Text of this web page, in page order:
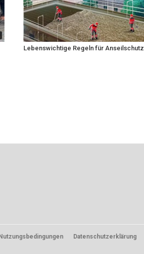
Lebenswichtige Regeln für Anseilschutz
Datenschutzerklärung